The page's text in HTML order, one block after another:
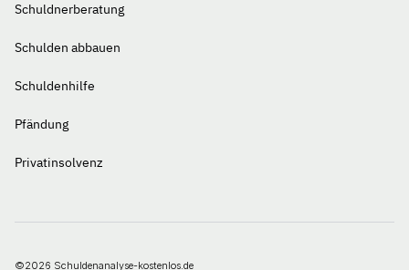
Schuldnerberatung
Schulden abbauen
Schuldenhilfe
Pfändung
Privatinsolvenz
©2026 Schuldenanalyse-kostenlos.de